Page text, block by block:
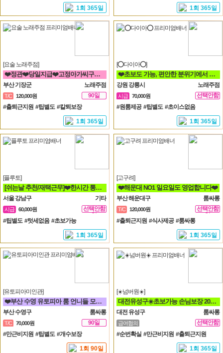
1회 365일 1회 365일
[요술 노래주점]
❤️정관❤️당일지급❤️고정아가씨구해요❤️
부산 기장군 노래주점
T/C 120,000원
90일
#출퇴근지원 #팁별도 #칼퇴보장
1회 365일
[⭕다이아⭕]
❤️초보도 가능, 편안한 분위기에서 함께 일할분 찾습니다❤️
강원 강릉시 노래주점
시급 70,000원
선택안함
일
#원룸제공 #팁별도 #초이스없음
1회 365일
[플루토]
[쉬는날 추천/재택근무]❤️한시간 통화시 64,800원❤️당일지급❤️영상통화
서울 강남구 기타
시급 60,000원
선택안함
일
#팁별도 #텃세없음 #초보가능
1회 365일
[고구려]
❤️해운대 NO1 일요일도 영업합니다❤️
부산 해운대구 룸싸롱
T/C 120,000원
선택안함
일
#출퇴근지원 #식사제공 #룸싸롱
1회 365일
[유토피아미인관]
❤️부산 수영 유토피아 룸 언니들 모십니다^^❤️
부산 수영구 룸싸롱
T/C 70,000원
90일
#만근비지원 #팁별도 #개수보장
1회 90일
[☀️넘버원☀️]
대전유성구☀️초보가능 손님보장 20대30대가족모집☀️
대전 유성구 룸싸롱
급여협의
선택안함
일
#순번확실 #만근비지원 #출퇴근지원
1회 365일